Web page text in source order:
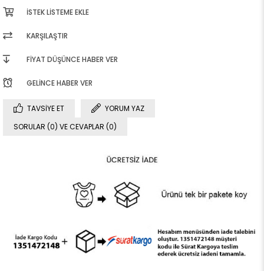
İSTEK LISTEME EKLE
KARŞILAŞTIR
FIYAT DÜŞÜNCE HABER VER
GELINCE HABER VER
TAVSIYE ET
YORUM YAZ
SORULAR (0) VE CEVAPLAR (0)